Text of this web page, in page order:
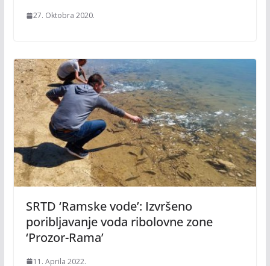
27. Oktobra 2020.
SRTD ‘Ramske vode’: Izvršeno
poribljavanje voda ribolovne zone
‘Prozor-Rama’
11. Aprila 2022.